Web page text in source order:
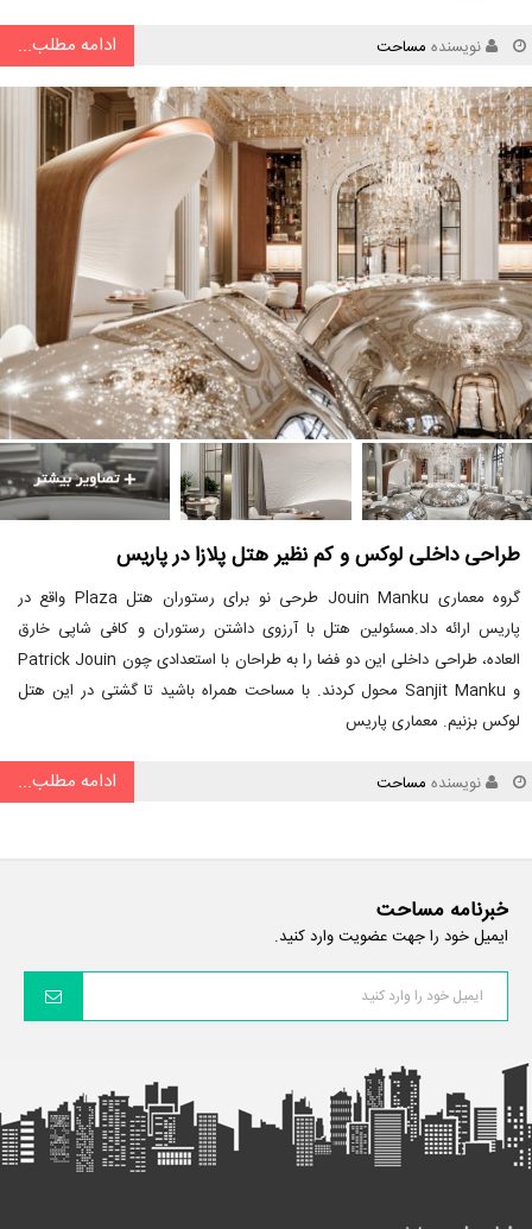
نویسنده مساحت ادامه مطلب...
طراحی داخلی لوکس و کم نظیر هتل پلازا در پاریس
گروه معماری Jouin Manku طرحی نو برای رستوران هتل Plaza واقع در
پاریس ارائه داد.مسئولین هتل با آرزوی داشتن رستوران و کافی شاپی خارق
العاده، طراحی داخلی این دو فضا را به طراحان با استعدادی چون Patrick Jouin
و Sanjit Manku محول کردند. با مساحت همراه باشید تا گشتی در این هتل
لوکس بزنیم. معماری پاریس
نویسنده مساحت ادامه مطلب...
خبرنامه مساحت
ایمیل خود را جهت عضویت وارد کنید.